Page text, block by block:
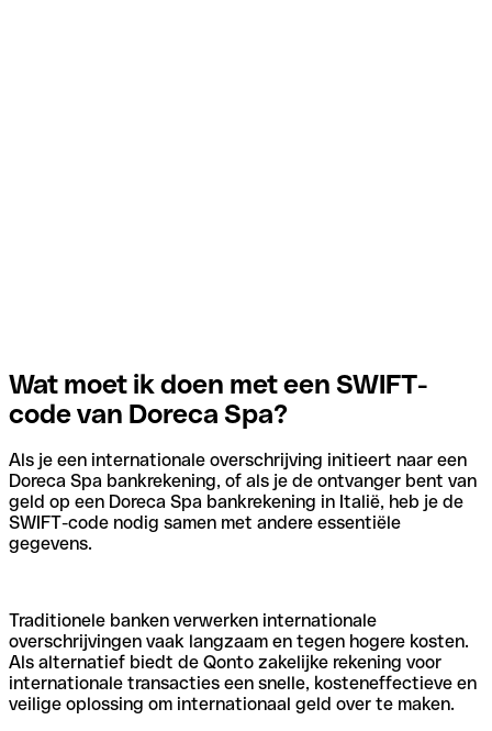
Wat moet ik doen met een SWIFT-
code van Doreca Spa?
Als je een internationale overschrijving initieert naar een
Doreca Spa bankrekening, of als je de ontvanger bent van
geld op een Doreca Spa bankrekening in Italië, heb je de
SWIFT-code nodig samen met andere essentiële
gegevens.
Traditionele banken verwerken internationale
overschrijvingen vaak langzaam en tegen hogere kosten.
Als alternatief biedt de Qonto zakelijke rekening voor
internationale transacties een snelle, kosteneffectieve en
veilige oplossing om internationaal geld over te maken.